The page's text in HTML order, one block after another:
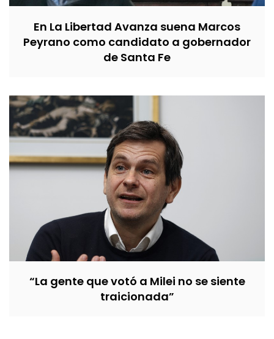
En La Libertad Avanza suena Marcos
Peyrano como candidato a gobernador
de Santa Fe
“La gente que votó a Milei no se siente
traicionada”